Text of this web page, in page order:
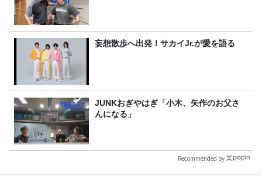
妄想散歩へ出発！サカイJr.が愛を語る
JUNKおぎやはぎ「小木、矢作のお父さ
んになる」
Recommended by